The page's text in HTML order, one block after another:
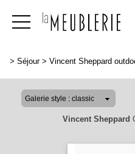
> Séjour> Vincent Sheppard
Vincent Sheppard